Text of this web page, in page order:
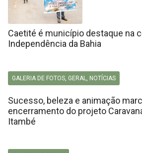
Caetité é município destaque na
Independência da Bahia
GALERIA DE FOTOS, GERAL, NOTÍCIAS
Sucesso, beleza e animação
encerramento do projeto
Itambé